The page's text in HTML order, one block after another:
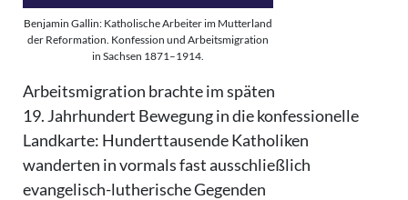
Benjamin Gallin: Katholische Arbeiter im Mutterland
der Reformation. Konfession und Arbeitsmigration
in Sachsen 1871–1914.
Arbeitsmigration brachte im späten
19. Jahrhundert Bewegung in die konfessionelle
Landkarte: Hunderttausende Katholiken
wanderten in vormals fast ausschließlich
evangelisch-lutherische Gegenden